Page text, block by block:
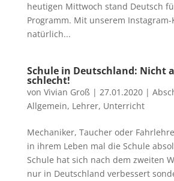
heutigen Mittwoch stand Deutsch
Programm. Mit unserem
natürlich...
Schule in Deutschland: Nicht
schlecht!
von Vivian Groß | 27.01.2020|
Allgemein, Lehrer, Unterricht
Mechaniker, Taucher oder
in ihrem Leben mal die Schule
Schule hat sich nach dem zweiten
nur in Deutschland verbessert